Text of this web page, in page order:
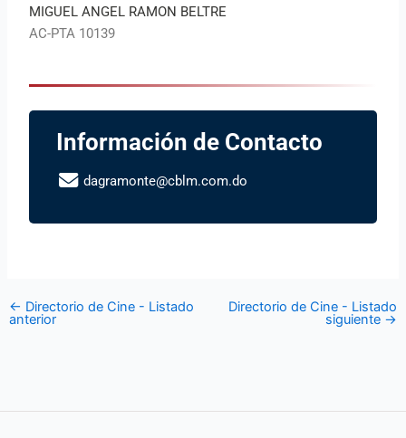
MIGUEL ANGEL RAMON BELTRE
AC-PTA 10139
Información de Contacto
dagramonte@cblm.com.do
← Directorio de Cine - Listado
anterior
Directorio de Cine - Listado
siguiente →